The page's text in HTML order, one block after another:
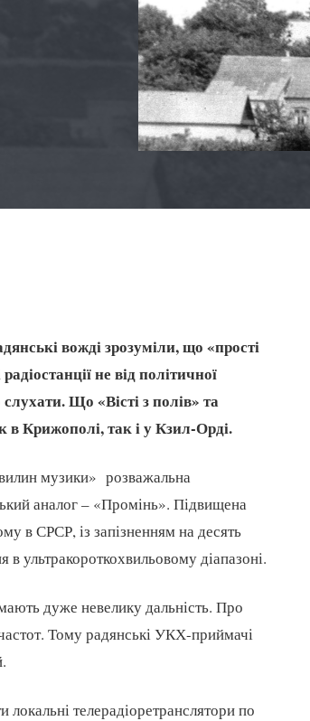
вожді зрозуміли, що «прості
не від політичної
Що «Вісті з полів» та
в Крижополі, так і у Кзил-Орді.
музики» розважальна
аналог – «Промінь». Підвищена
в СРСР, із запізненням на десять
ультракороткохвильовому діапазоні.
дуже невелику дальність. Про
Тому радянські УКХ-приймачі
телерадіоретранслятори по